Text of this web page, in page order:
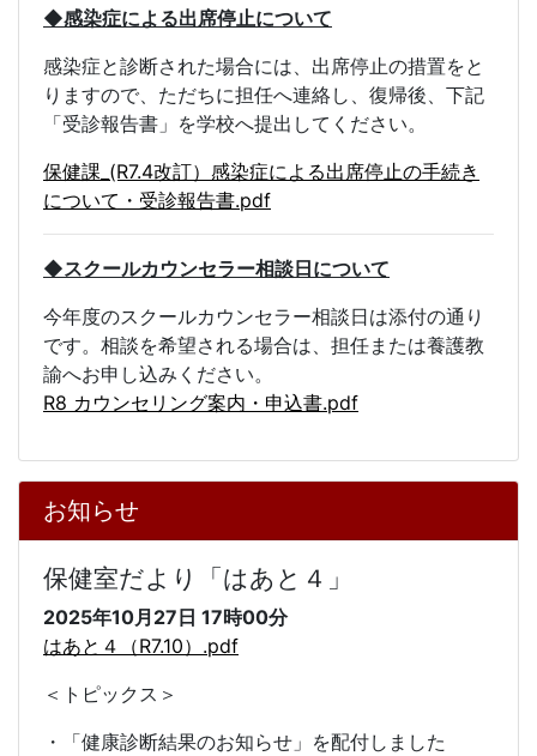
◆感染症による出席停止について
感染症と診断された場合には、出席停止の措置をと
りますので、ただちに担任へ連絡し、復帰後、下記
「受診報告書」を学校へ提出してください。
保健課_(R7.4改訂）感染症による出席停止の手続き
について・受診報告書.pdf
◆スクールカウンセラー相談日について
今年度のスクールカウンセラー相談日は添付の通り
です。 相談を希望される場合は、担任または養護教
諭へお申し込みください。
R8 カウンセリング案内・申込書.pdf
お知らせ
保健室だより「はあと４」
2025年10月27日 17時00分
はあと４（R7.10）.pdf
＜トピックス＞
・「健康診断結果のお知らせ」を配付しました